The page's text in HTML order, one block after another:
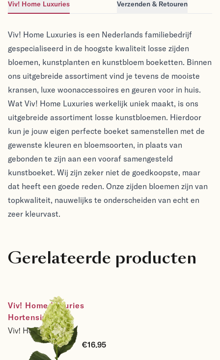
Viv! Home Luxuries Verzenden & Retouren
Viv! Home Luxuries
Viv! Home Luxuries
Viv! Home Luxuries is een Nederlands familiebedrijf
gespecialiseerd in de hoogste kwaliteit losse zijden
bloemen, kunstplanten en kunstbloem boeketten. Binnen
ons uitgebreide assortiment vind je tevens de mooiste
kransen, luxe woonaccessoires en geuren voor in huis.
Wat Viv! Home Luxuries werkelijk uniek maakt, is ons
uitgebreide assortiment losse kunstbloemen. Hierdoor
kun je jouw eigen perfecte boeket samenstellen met de
gewenste kleuren en bloemsoorten, in plaats van
gebonden te zijn aan een vooraf samengesteld
kunstboeket. Wij zijn zeker niet de goedkoopste, maar
dat heeft een goede reden. Onze zijden bloemen zijn van
topkwaliteit, nauwelijks te onderscheiden van echt en
zeer kleurvast.
Gerelateerde producten
Viv! Home Luxuries
Hortensia -
Pluimhortensia - zijden
bloem - groen - 71cm
Viv! Home Luxuries
€16.95